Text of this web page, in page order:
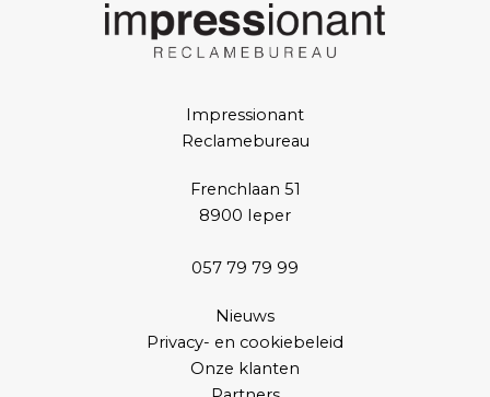
Impressionant
Reclamebureau
Frenchlaan 51
8900 Ieper
057 79 79 99
Nieuws
Privacy- en cookiebeleid
Onze klanten